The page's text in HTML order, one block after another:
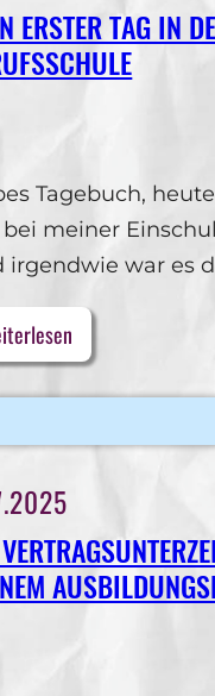
ERSTER TAG IN
Tagebuch,
meiner
irgendwie war es